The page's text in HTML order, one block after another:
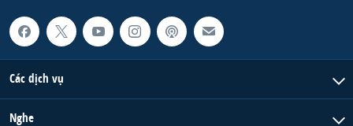
Các dịch vụ
Nghe